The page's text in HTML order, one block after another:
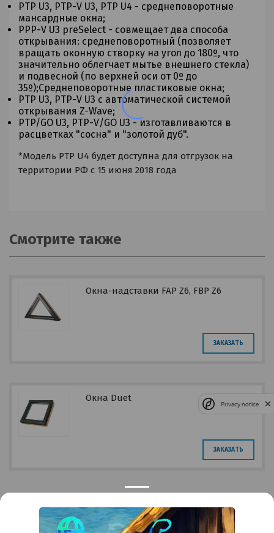
PTP U3, PTP-V U3, PTP U4 - среднеповоротные
мансардные окна;
PPP-V U3 preSelect - совмещает два способа
открывания: среднеповоротный (позволяет
вращать оконную створку на угол до 180º, что
значительно облегчает мытье внешнего стекла)
и подвесной (по верхней оси от 0º до
35º);Среднеповоротные пластиковые окна;
PTP U3, PTP-V U3 с автоматической системой
открывания Z-Wave;
PTP/GO U3, PTP-V/GO U3 - изготавливаются в
расцветках "сосна" и "золотой дуб".
*Модель PTP U4 будет доступна для отгрузок на
территории РФ c 15 июня 2018 года
Смотрите также
Окна-надставки FAP Z6, FBP Z6
ЗАКАЗАТЬ
Окна Duet
ЗАКАЗАТЬ
Контакты
Privacy notice